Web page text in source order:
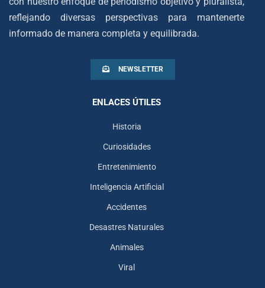
reflejando diversas perspectivas para mantenerte
informado de manera completa y equilibrada.
NEWSLETTER
ENLACES ÚTILES
Historia
Curiosidades
Entretenimiento
Inteligencia Artificial
Accidentes
Desastres Naturales
Animales
Viral